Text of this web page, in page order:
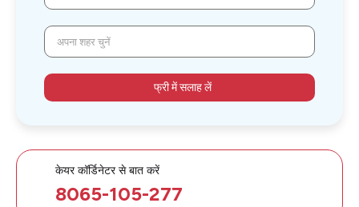
अपना शहर चुनें
फ्री में सलाह लें
केयर कॉर्डिनेटर से बात करें
8065-105-277